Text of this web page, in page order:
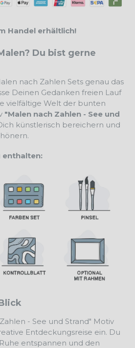
Handel erhältlich!
Du bist gerne
nach Zahlen Sets genau das
Deinen Gedanken freien Lauf
vielfältige Welt der bunten
"Malen nach Zahlen - See und
künstlerisch bereichern und
enthalten:
- See und Strand" Motiv
Entdeckungsreise ein. Du
entspannen und den